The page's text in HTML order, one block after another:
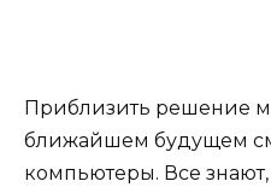
Приблизить решение
ближайшем будущем
компьютеры. Все